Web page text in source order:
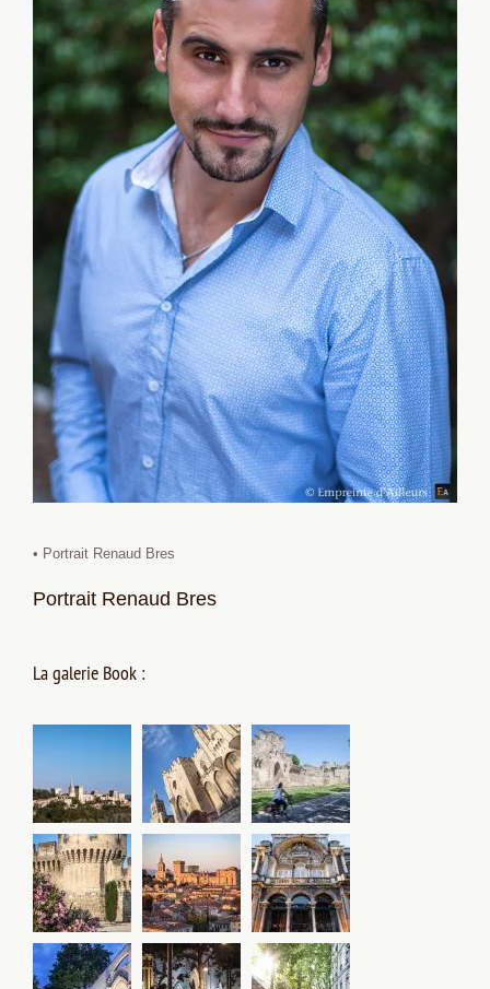
• Portrait Renaud Bres
Portrait Renaud Bres
La galerie Book :